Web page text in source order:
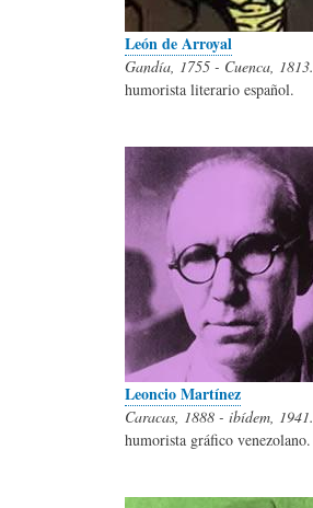
León de Arroyal
Gandía, 1755 - Cuenca, 1813.
humorista literario español.
Leoncio Martínez
Caracas, 1888 - ibídem, 1941.
humorista gráfico venezolano.